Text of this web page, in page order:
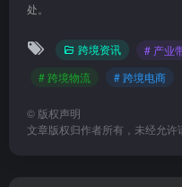
处。
跨境资讯 # 产业
# 跨境物流
# 跨境电商
© 版权声明
文章版权归作者所有，未经允许